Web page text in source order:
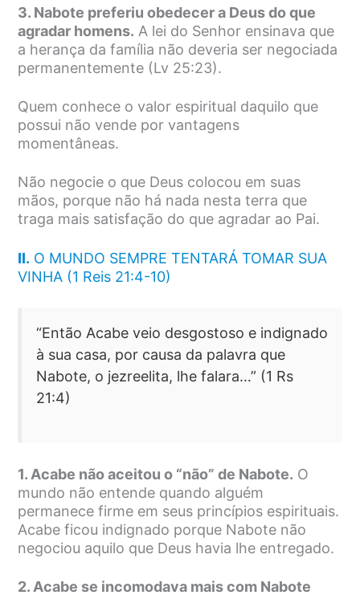
3. Nabote preferiu obedecer a Deus do que
agradar homens. A lei do Senhor ensinava que
a herança da família não deveria ser negociada
permanentemente (Lv 25:23).
Quem conhece o valor espiritual daquilo que
possui não vende por vantagens
momentâneas.
Não negocie o que Deus colocou em suas
mãos, porque não há nada nesta terra que
traga mais satisfação do que agradar ao Pai.
II. O MUNDO SEMPRE TENTARÁ TOMAR SUA
VINHA (1 Reis 21:4-10)
“Então Acabe veio desgostoso e indignado
à sua casa, por causa da palavra que
Nabote, o jezreelita, lhe falara…” (1 Rs
21:4)
1. Acabe não aceitou o “não” de Nabote. O
mundo não entende quando alguém
permanece firme em seus princípios espirituais.
Acabe ficou indignado porque Nabote não
negociou aquilo que Deus havia lhe entregado.
2. Acabe se incomodava mais com Nabote